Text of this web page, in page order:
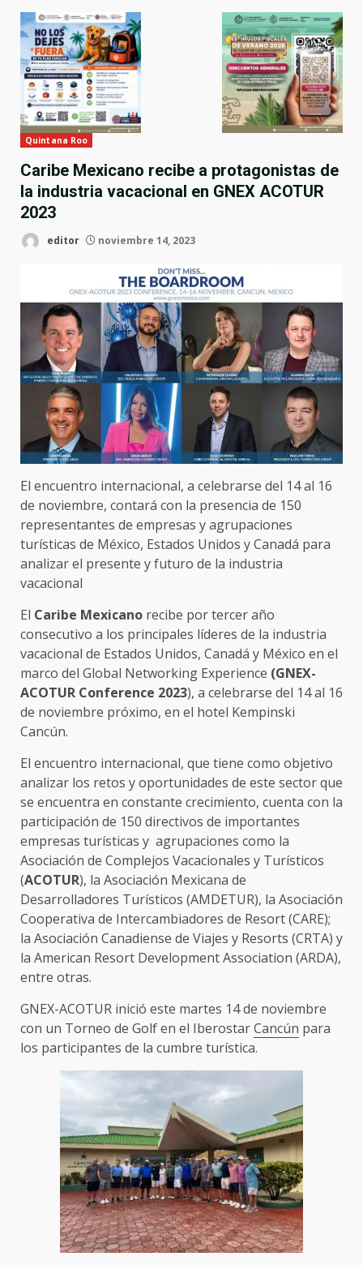
Quintana Roo
Caribe Mexicano recibe a protagonistas de
la industria vacacional en GNEX ACOTUR
2023
editor noviembre 14, 2023
El encuentro internacional, a celebrarse del 14 al 16
de noviembre, contará con la presencia de 150
representantes de empresas y agrupaciones
turísticas de México, Estados Unidos y Canadá para
analizar el presente y futuro de la industria
vacacional
El Caribe Mexicano recibe por tercer año
consecutivo a los principales líderes de la industria
vacacional de Estados Unidos, Canadá y México en el
marco del Global Networking Experience (GNEX-
ACOTUR Conference 2023), a celebrarse del 14 al 16
de noviembre próximo, en el hotel Kempinski
Cancún.
El encuentro internacional, que tiene como objetivo
analizar los retos y oportunidades de este sector que
se encuentra en constante crecimiento, cuenta con la
participación de 150 directivos de importantes
empresas turísticas y agrupaciones como la
Asociación de Complejos Vacacionales y Turísticos
(ACOTUR), la Asociación Mexicana de
Desarrolladores Turísticos (AMDETUR), la Asociación
Cooperativa de Intercambiadores de Resort (CARE);
la Asociación Canadiense de Viajes y Resorts (CRTA) y
la American Resort Development Association (ARDA),
entre otras.
GNEX-ACOTUR inició este martes 14 de noviembre
con un Torneo de Golf en el IberostarCancún para
los participantes de la cumbre turística.